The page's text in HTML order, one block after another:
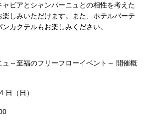
ビアとシャンパーニュとの相性を考えた
しみいただけます。また、ホテルバーテ
カクテルもお楽しみください。
～至福のフリーフローイベント～ 開催概
日（日）